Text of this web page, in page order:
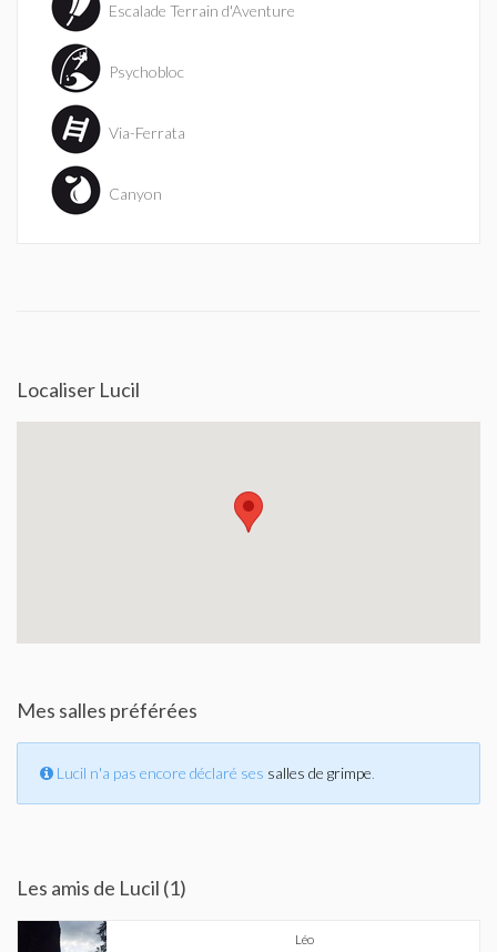
Escalade Terrain d'Aventure
Psychobloc
Via-Ferrata
Canyon
Localiser Lucil
Mes salles préférées
Lucil n'a pas encore déclaré ses salles de grimpe.
Les amis de Lucil (1)
Léo